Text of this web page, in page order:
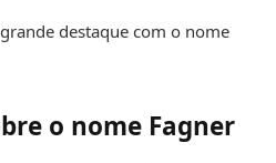
destaque com o nome
o nome Fagner